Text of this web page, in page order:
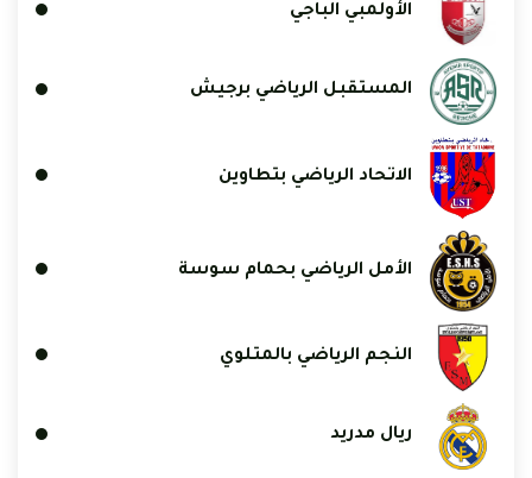
الأولمبي الباجي
المستقبل الرياضي برجيش
الاتحاد الرياضي بتطاوين
الأمل الرياضي بحمام سوسة
النجم الرياضي بالمتلوي
ريال مدريد